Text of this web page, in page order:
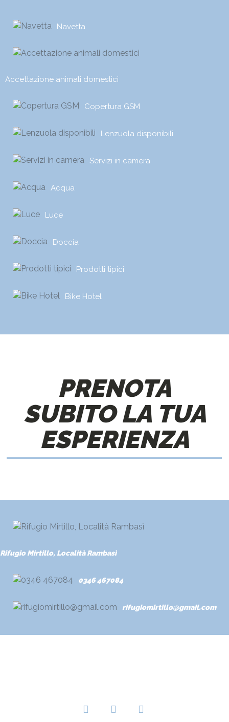
Navetta
Accettazione animali domestici
Copertura GSM
Lenzuola disponibili
Servizi in camera
Acqua
Luce
Doccia
Prodotti tipici
Bike Hotel
PRENOTA
SUBITO LA TUA
ESPERIENZA
Rifugio Mirtillo, Località Rambasì
0346 467084
rifugiomirtillo@gmail.com